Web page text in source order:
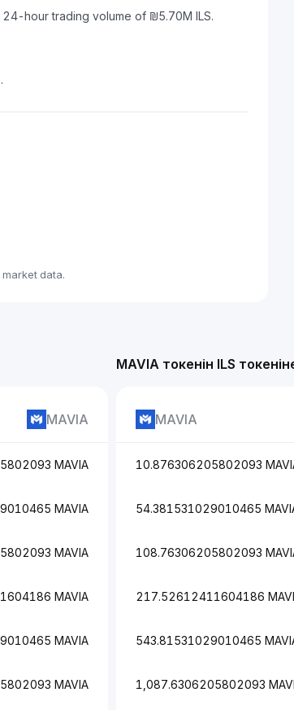
hour trading volume of ₪5.70M ILS.
data.
MAVIA токенін ILS
MAVIA
10.876306205802093
54.381531029010465
108.76306205802093
217.52612411604186
543.81531029010465
1,087.6306205802093
MAVIA
MAVIA
MAVIA
MAVIA
MAVIA
MAVIA
MAVIA